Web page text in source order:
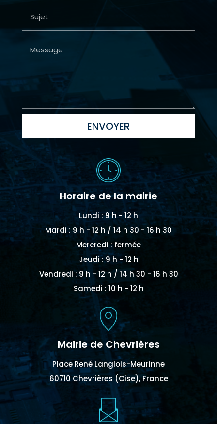
ENVOYER
Horaire de la mairie
Lundi : 9 h - 12 h
Mardi : 9 h - 12 h / 14 h 30 - 16 h 30
Mercredi : fermée
Jeudi : 9 h - 12 h
Vendredi : 9 h - 12 h / 14 h 30 - 16 h 30
Samedi : 10 h - 12 h
Mairie de Chevrières
Place René Langlois-Meurinne
60710 Chevrières (Oise), France